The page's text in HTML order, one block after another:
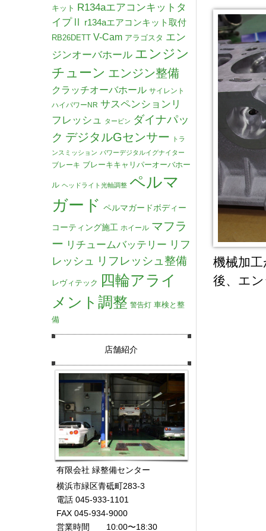
機械加
後、エ
キット R134aエアコンキットタ
イプⅡ
r134aエアコンキット取付
RB26DETT V-Cam アラゴスタ エン
ジンオーバホール エンジン
チューン エンジン整備
クラッチオーバホール サイレント
ハイパワーNR サスペンションリ
フレッシュ
タービン ダイナパッ
ク デジタルGセンサー
トラ
ンスミッション パワーデジタルイグナイター
ブレーキ ブレーキキャリパーオーバホー
ル ヘッドライト光軸調整 ペルマ
ガード ペルマガードボディー
コーティング施工 ホイール マフラ
ー リチュームバッテリー リフ
レッシュ
リフレッシュ整備
レヴィテック 四輪アライ
メント調整 警告灯 車検と整
備
店舗紹介
有限会社 緑整備センター
横浜市緑区青砥町283-3
電話 045-933-1101
FAX 045-934-9000
営業時間 10:00〜18:30